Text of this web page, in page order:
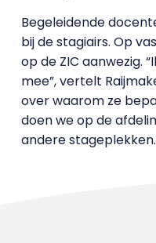
Begeleidende
bij de stagiairs. Op
op de ZIC aanwezig.
mee”, vertelt
over waarom ze
doen we op de
andere